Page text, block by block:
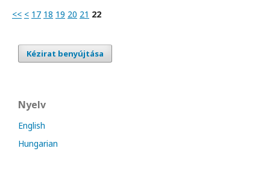
<< < 17 18 19 20 21 22
Kézirat benyújtása
Nyelv
English
Hungarian